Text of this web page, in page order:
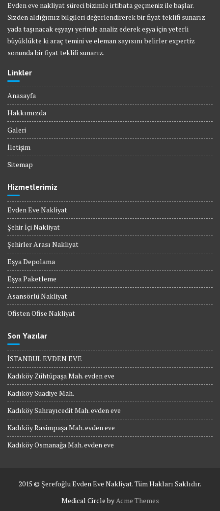
Evden eve nakliyat süreci bizimle irtibata geçmeniz ile başlar.
Sizden aldığımız bilgileri değerlendirerek bir fiyat teklifi sunarız
yada taşınacak eşyayı yerinde analiz ederek eşya için yeterli
büyüklükte ki araç temini ve eleman sayısını belirler expertiz
sonunda bir fiyat teklifi sunarız.
Linkler
Anasayfa
Hakkımızda
Galeri
İletişim
Sitemap
Hizmetlerimiz
Evden Eve Nakliyat
Şehir İçi Nakliyat
Şehirler Arası Nakliyat
Eşya Depolama
Eşya Paketleme
Asansörlü Nakliyat
Ofisten Ofise Nakliyat
Son Yazılar
İSTANBUL EVDEN EVE
Kadıköy Zühtüpaşa Mah. evden eve
Kadıköy Suadiye Mah.
Kadıköy Sahrayıcedit Mah. evden eve
Kadıköy Rasimpaşa Mah. evden eve
Kadıköy Osmanağa Mah. evden eve
2015 © Şerefoğlu Evden Eve Nakliyat. Tüm Hakları Saklıdır.
Medical Circle byAcme Themes